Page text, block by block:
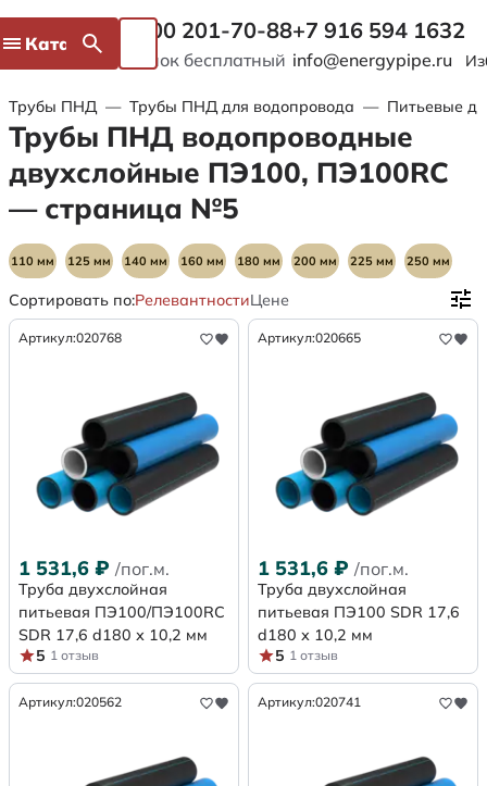
Каталог 8 800 201-70-88
Звонок бесплатный
+7 916 594 1632
info@energypipe.ru
Трубы ПНД — Трубы ПНД для водопровода — Питьевые
Трубы ПНД водопроводные
двухслойные ПЭ100, ПЭ100RC
— страница №5
110 мм 125 мм 140 мм 160 мм 180 мм 200 мм 225 мм 250 мм
280 мм 315 мм 355 мм 400 мм 450 мм
SDR 13.6 SDR 17 SDR 21 SDR 26
Сортировать по:РелевантностиЦене
Артикул:020768
1 531,6 ₽ /пог.м.
Труба двухслойная
питьевая ПЭ100/ПЭ100RC
SDR 17,6 d180 х 10,2 мм
5 1 отзыв
Артикул:020665
1 531,6 ₽ /пог.м.
Труба двухслойная
питьевая ПЭ100 SDR 17,6
d180 х 10,2 мм
5 1 отзыв
Артикул:020562 Артикул:020741